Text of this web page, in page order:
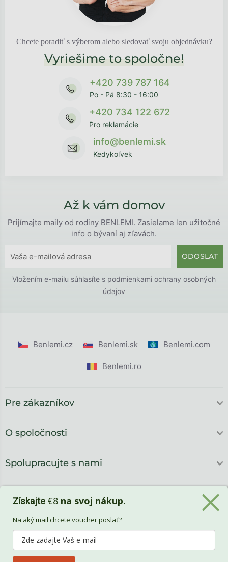
Chcete poradiť s výberom alebo sledovať svoju objednávku?
Vyriešime to spoločne!
+420 739 787 164
Po - Pá 8:30 - 16:00
+420 734 122 672
Pro reklamácie
info@benlemi.sk
Kedykoľvek
Až k vám domov
Prijímajte maily od rodiny BENLEMI. Zasielame len užitočné
info o bývaní aj zľavách.
ODOSLAT
Vložením e-mailu súhlasíte s podmienkami ochrany osobných
údajov
Benlemi.cz Benlemi.sk Benlemi.com
Benlemi.ro
Pre zákazníkov
O spoločnosti
Spolupracujte s nami
Získajte €8 na svoj nákup.
Na aký mail chcete voucher poslať?